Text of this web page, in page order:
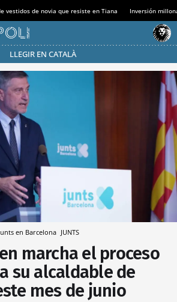
vestidos de novia que resiste en Tiana Inversión
LLEGIR EN CATALÀ
al MODO AHORRO
en Barcelona JUNTS
marcha el proceso
su alcaldable de
mes de junio